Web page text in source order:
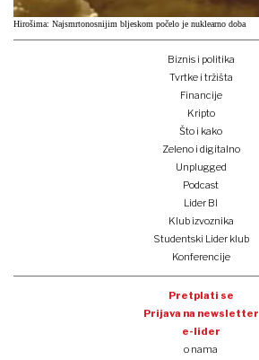
Hirošima: Najsmrtonosnijim bljeskom počelo je nuklearno doba
Biznis i politika
Tvrtke i tržišta
Financije
Kripto
Što i kako
Zeleno i digitalno
Unplugged
Podcast
Lider BI
Klub izvoznika
Studentski Lider klub
Konferencije
Pretplati se
Prijava na newsletter
e-lider
o nama